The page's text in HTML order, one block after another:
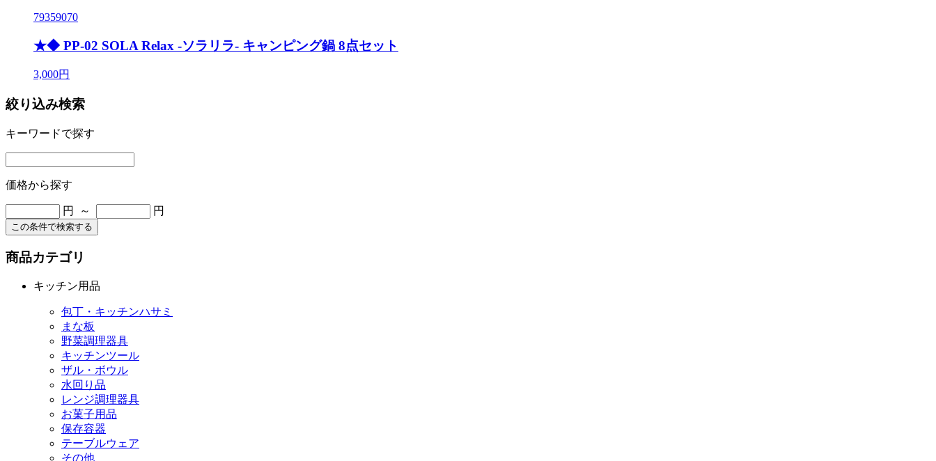
79359070
★◆ PP-02 SOLA Relax -ソラリラ- キャンピング鍋 8点セット
3,000円
絞り込み検索
キーワードで探す
価格から探す
円 ～ 円
この条件で検索する
商品カテゴリ
キッチン用品
包丁・キッチンハサミ
まな板
野菜調理器具
キッチンツール
ザル・ボウル
水回り品
レンジ調理器具
お菓子用品
保存容器
テーブルウェア
その他